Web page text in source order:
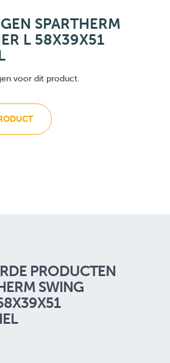
SPARTHERM
L 58X39X51
voor dit product.
PRODUCTEN
SWING